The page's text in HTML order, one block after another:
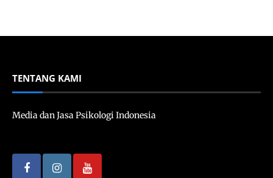
TENTANG KAMI
Media dan Jasa Psikologi Indonesia